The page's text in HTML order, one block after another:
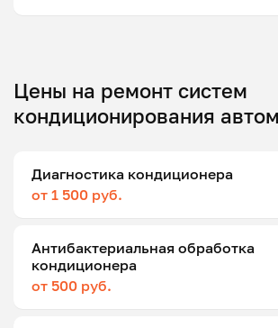
Цены на ремонт систем
кондиционирования
Диагностика кондиционера
от 1 500 руб.
Антибактериальная обработка
кондиционера
от 500 руб.